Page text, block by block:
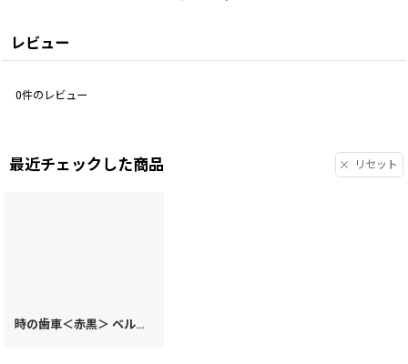
レビュー
0件のレビュー
最近チェックした商品 リセット
時の歯車＜赤黒＞ ベルキーケース（金唐柄）［t］